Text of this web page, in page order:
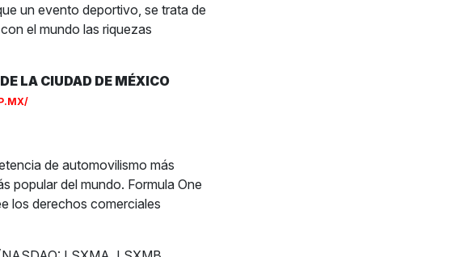
un evento deportivo, se trata de
el mundo las riquezas
LA CIUDAD DE MÉXICO
de automovilismo más
popular del mundo. Formula One
los derechos comerciales